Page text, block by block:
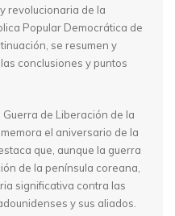
revolucionaria de la
Popular Democrática de
se resumen y
conclusiones y puntos
de Liberación de la
el aniversario de la
que, aunque la guerra
de la península coreana,
significativa contra las
y sus aliados.